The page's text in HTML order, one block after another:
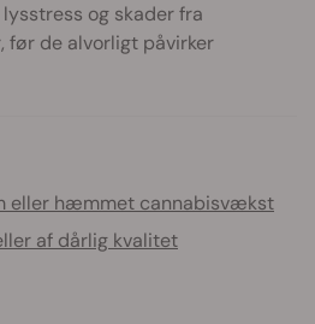
og skader fra
de alvorligt påvirker
eller hæmmet cannabisvækst
af dårlig kvalitet